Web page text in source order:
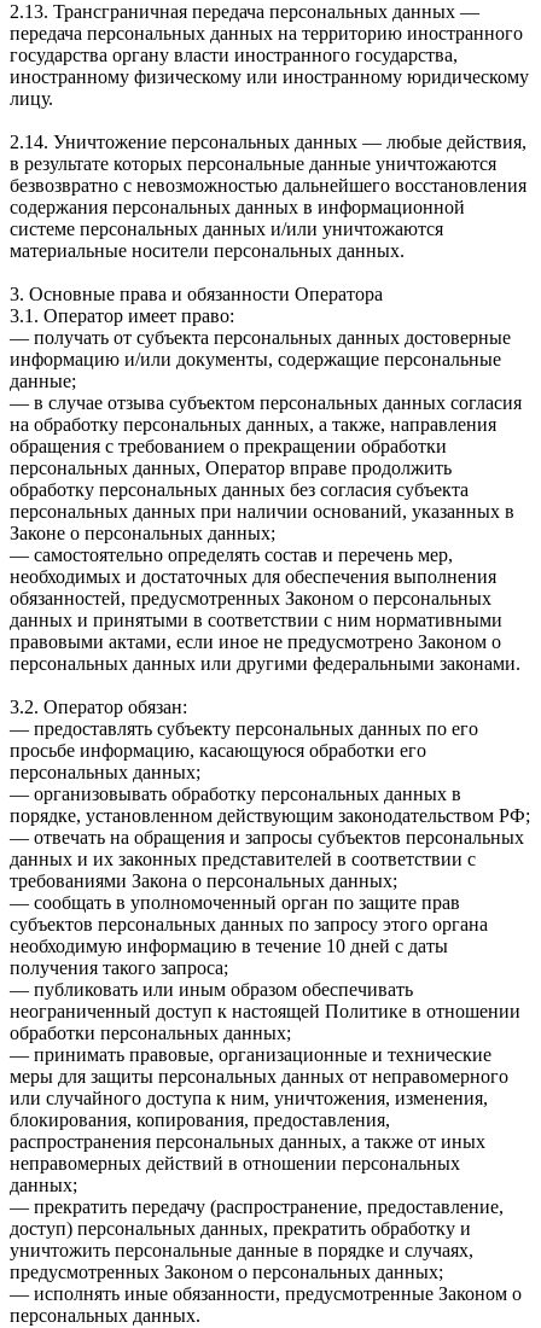
2.13. Трансграничная передача персональных данных —
передача персональных данных на территорию иностранного
государства органу власти иностранного государства,
иностранному физическому или иностранному юридическому
лицу.
2.14. Уничтожение персональных данных — любые действия,
в результате которых персональные данные уничтожаются
безвозвратно с невозможностью дальнейшего восстановления
содержания персональных данных в информационной
системе персональных данных и/или уничтожаются
материальные носители персональных данных.
3. Основные права и обязанности Оператора
3.1. Оператор имеет право:
— получать от субъекта персональных данных достоверные
информацию и/или документы, содержащие персональные
данные;
— в случае отзыва субъектом персональных данных согласия
на обработку персональных данных, а также, направления
обращения с требованием о прекращении обработки
персональных данных, Оператор вправе продолжить
обработку персональных данных без согласия субъекта
персональных данных при наличии оснований, указанных в
Законе о персональных данных;
— самостоятельно определять состав и перечень мер,
необходимых и достаточных для обеспечения выполнения
обязанностей, предусмотренных Законом о персональных
данных и принятыми в соответствии с ним нормативными
правовыми актами, если иное не предусмотрено Законом о
персональных данных или другими федеральными законами.
3.2. Оператор обязан:
— предоставлять субъекту персональных данных по его
просьбе информацию, касающуюся обработки его
персональных данных;
— организовывать обработку персональных данных в
порядке, установленном действующим законодательством РФ;
— отвечать на обращения и запросы субъектов персональных
данных и их законных представителей в соответствии с
требованиями Закона о персональных данных;
— сообщать в уполномоченный орган по защите прав
субъектов персональных данных по запросу этого органа
необходимую информацию в течение 10 дней с даты
получения такого запроса;
— публиковать или иным образом обеспечивать
неограниченный доступ к настоящей Политике в отношении
обработки персональных данных;
— принимать правовые, организационные и технические
меры для защиты персональных данных от неправомерного
или случайного доступа к ним, уничтожения, изменения,
блокирования, копирования, предоставления,
распространения персональных данных, а также от иных
неправомерных действий в отношении персональных
данных;
— прекратить передачу (распространение, предоставление,
доступ) персональных данных, прекратить обработку и
уничтожить персональные данные в порядке и случаях,
предусмотренных Законом о персональных данных;
— исполнять иные обязанности, предусмотренные Законом о
персональных данных.